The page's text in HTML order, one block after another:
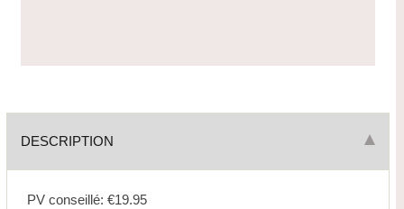
DESCRIPTION
PV conseillé: €19.95